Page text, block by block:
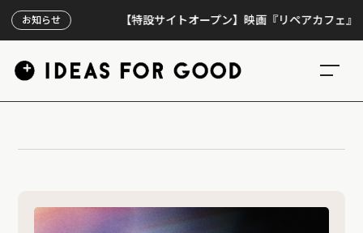
お知らせ 【特設サイトオープン】映画『リペアカフェ』、上